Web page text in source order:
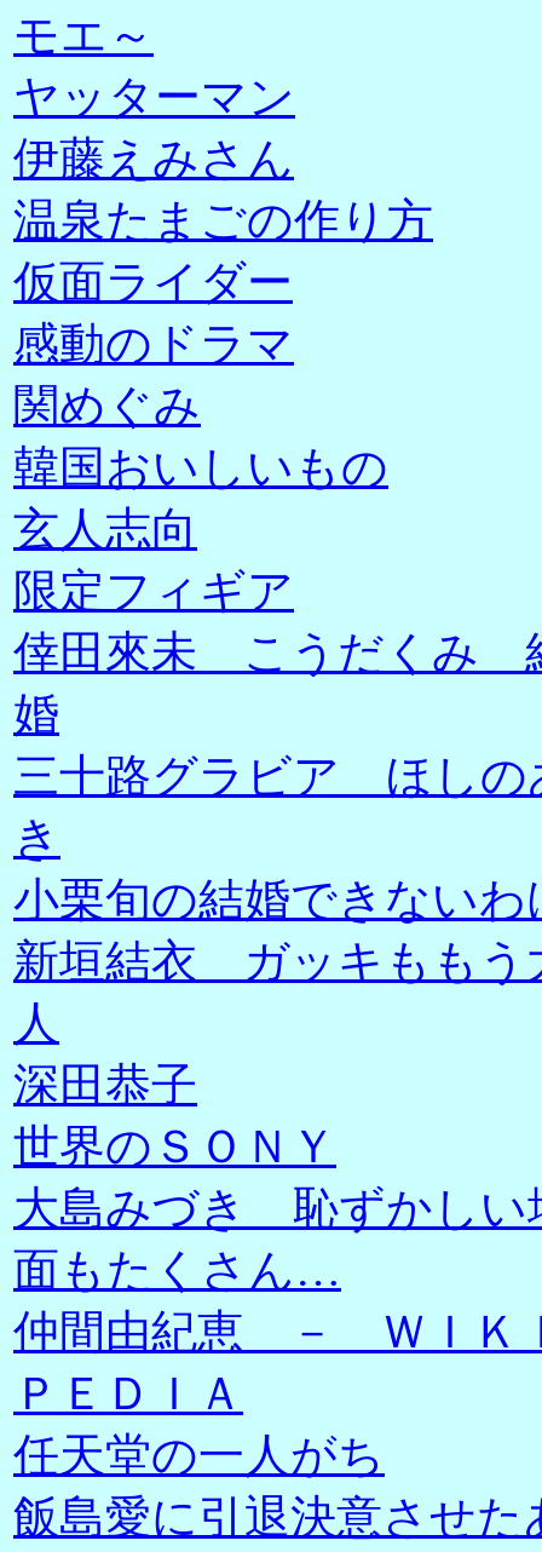
モエ～
ヤッターマン
伊藤えみさん
温泉たまごの作り方
仮面ライダー
感動のドラマ
関めぐみ
韓国おいしいもの
玄人志向
限定フィギア
倖田來未 こうだくみ
婚
三十路グラビア ほしの
き
小栗旬の結婚できないわ
新垣結衣 ガッキももう
人
深田恭子
世界のＳＯＮＹ
大島みづき 恥ずかしい
面もたくさん…
仲間由紀恵 － ＷＩＫ
ＰＥＤＩＡ
任天堂の一人がち
飯島愛に引退決意させた